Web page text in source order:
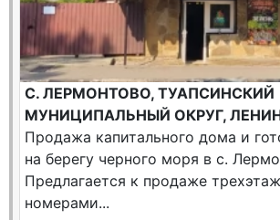
С. ЛЕРМОНТОВО, ТУАПСИНСКИЙ
МУНИЦИПАЛЬНЫЙ ОКРУГ,
Продажа капитального дома и
на берегу черного моря в с.
Предлагается к продаже
номерами...